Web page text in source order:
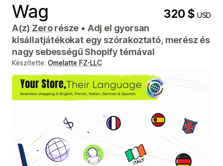
Wag 320 $USD
A(z) Zerorésze • Adj el gyorsan
kisállatjátékokat egy szórakoztató, merész és
nagy sebességű Shopify témával
Készítette: Omelatte FZ-LLC